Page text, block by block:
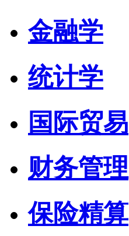
金融学
统计学
国际贸易
财务管理
保险精算